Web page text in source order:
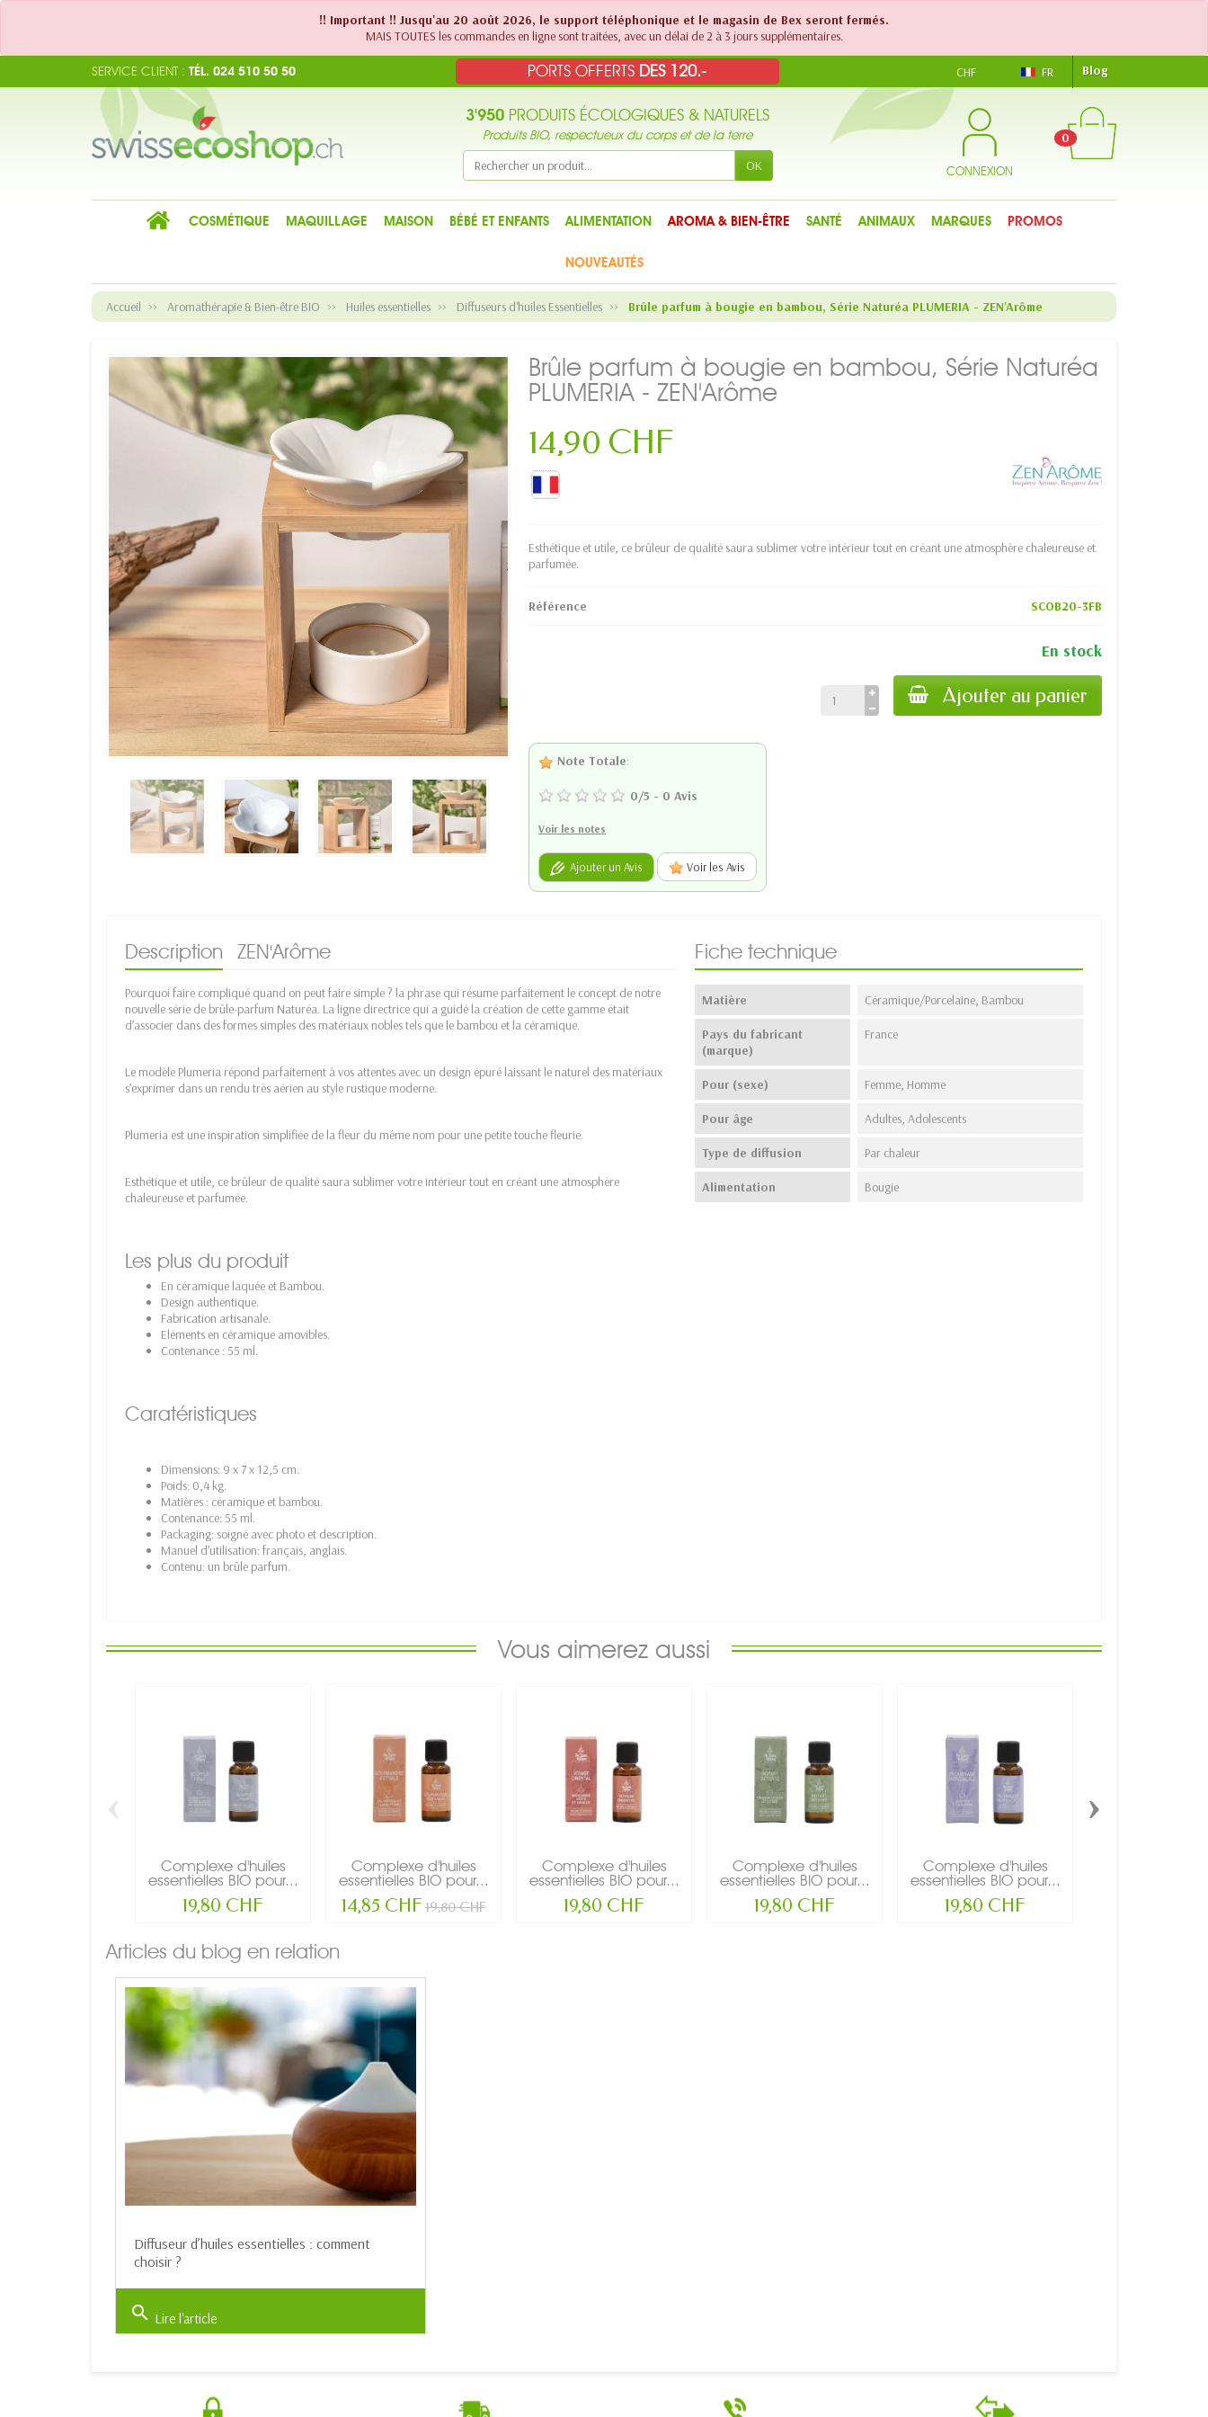
!! Important !! Jusqu'au 20 août 2026, le support téléphonique et le magasin de Bex seront fermés.
MAIS TOUTES les commandes en ligne sont traitées, avec un délai de 2 à 3 jours supplémentaires.
PORTS OFFERTS DES 120.-
SERVICE CLIENT : TÉL. 024 510 50 50 CHF FR Blog
3'950 PRODUITS ÉCOLOGIQUES & NATURELS
Produits BIO, respectueux du corps et de la terre
OK CONNEXION
0
COSMÉTIQUE MAQUILLAGE MAISON BÉBÉ ET ENFANTS ALIMENTATION AROMA & BIEN-ÊTRE SANTÉ ANIMAUX MARQUES PROMOS
NOUVEAUTÉS
Accueil Aromathérapie & Bien-être BIO Huiles essentielles Diffuseurs d'huiles Essentielles Brûle parfum à bougie en bambou, Série Naturéa PLUMERIA - ZEN'Arôme
Brûle parfum à bougie en bambou, Série Naturéa
PLUMERIA - ZEN'Arôme
14,90 CHF
Esthétique et utile, ce brûleur de qualité saura sublimer votre intérieur tout en créant une atmosphère chaleureuse et
parfumée.
Référence SCOB20-3FB
En stock
Ajouter au panier
Note Totale:
0/5 - 0 Avis
Voir les notes
Ajouter un Avis Voir les Avis
Description ZEN'Arôme
Pourquoi faire compliqué quand on peut faire simple ? la phrase qui résume parfaitement le concept de notre
nouvelle série de brûle-parfum Naturéa. La ligne directrice qui a guidé la création de cette gamme était
d’associer dans des formes simples des matériaux nobles tels que le bambou et la céramique.
Le modèle Plumeria répond parfaitement à vos attentes avec un design épuré laissant le naturel des matériaux
s’exprimer dans un rendu très aérien au style rustique moderne.
Plumeria est une inspiration simplifiée de la fleur du même nom pour une petite touche fleurie.
Esthétique et utile, ce brûleur de qualité saura sublimer votre intérieur tout en créant une atmosphère
chaleureuse et parfumée.
Les plus du produit
En céramique laquée et Bambou.
Design authentique.
Fabrication artisanale.
Eléments en céramique amovibles.
Contenance : 55 ml.
Caratéristiques
Dimensions: 9 x 7 x 12,5 cm.
Poids: 0,4 kg.
Matières : céramique et bambou.
Contenance: 55 ml.
Packaging: soigné avec photo et description.
Manuel d’utilisation: français, anglais.
Contenu: un brûle parfum.
Fiche technique
Matière Céramique/Porcelaine, Bambou
Pays du fabricant
(marque)
France
Pour (sexe) Femme, Homme
Pour âge Adultes, Adolescents
Type de diffusion Par chaleur
Alimentation Bougie
Vous aimerez aussi
Complexe d'huiles
essentielles BIO pour...
19,80 CHF
Complexe d'huiles
essentielles BIO pour...
14,85 CHF19,80 CHF
Complexe d'huiles
essentielles BIO pour...
19,80 CHF
Complexe d'huiles
essentielles BIO pour...
19,80 CHF
Complexe d'huiles
essentielles BIO pour...
19,80 CHF
‹ ›
Articles du blog en relation
Diffuseur d’huiles essentielles : comment
choisir ?
search Lire l'article